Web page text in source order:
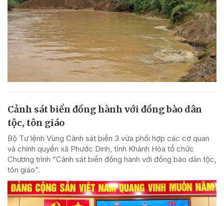
Cảnh sát biển đồng hành với đồng bào dân
tộc, tôn giáo
Bộ Tư lệnh Vùng Cảnh sát biển 3 vừa phối hợp các cơ quan
và chính quyền xã Phước Dinh, tỉnh Khánh Hòa tổ chức
Chương trình “Cảnh sát biển đồng hành với đồng bào dân tộc,
tôn giáo”.